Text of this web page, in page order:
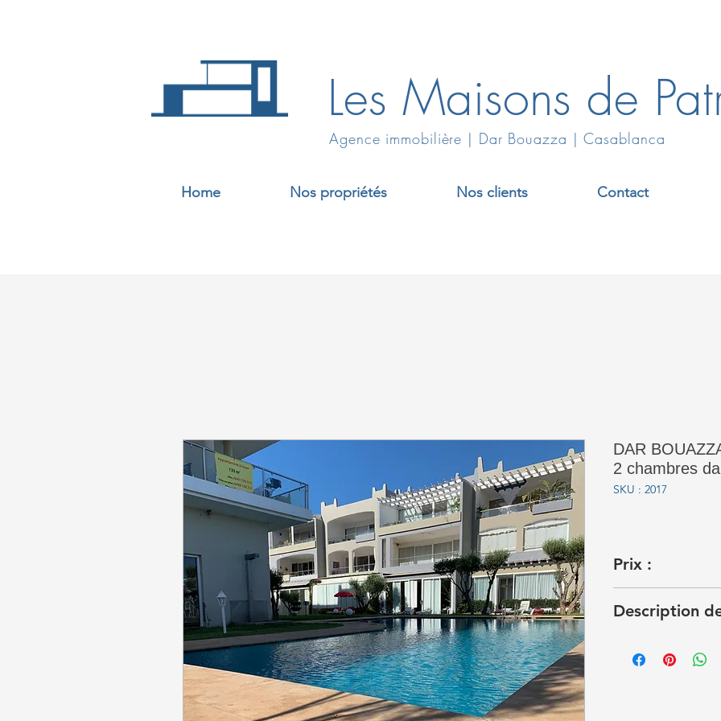
Les Maisons de
Agence immobilière | Dar Bouazza | Casablanca
Home Nos propriétés Nos clients Contact
DAR
2 chambres
SKU : 2017
Prix :
Description
trouve dans la